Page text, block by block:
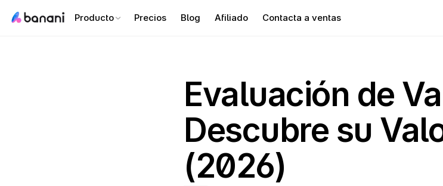
Producto Precios Blog Afiliado Contacta a ventas
Evaluación de
Descubre su
(2026)